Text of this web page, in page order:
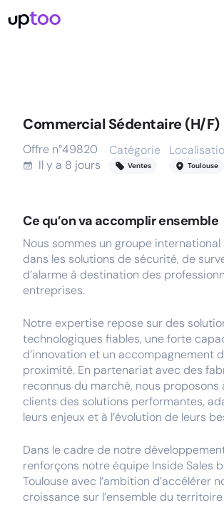
Commercial Sédentaire (H/F)
Offre n°49820
Il y a 8 jours
Catégorie
Ventes Toulouse
Ce qu’on va accomplir ensemble
Nous sommes un groupe
dans les solutions de sécurité, de
d’alarme à destination des
entreprises.
Notre expertise repose sur des
technologiques fiables, une forte
d’innovation et un accompagnement
proximité. En partenariat avec des
reconnus du marché, nous proposons
clients des solutions performantes,
leurs enjeux et à l’évolution de leurs
Dans le cadre de notre
renforçons notre équipe Inside Sales
Toulouse avec l’ambition d’accélérer
croissance sur l’ensemble du